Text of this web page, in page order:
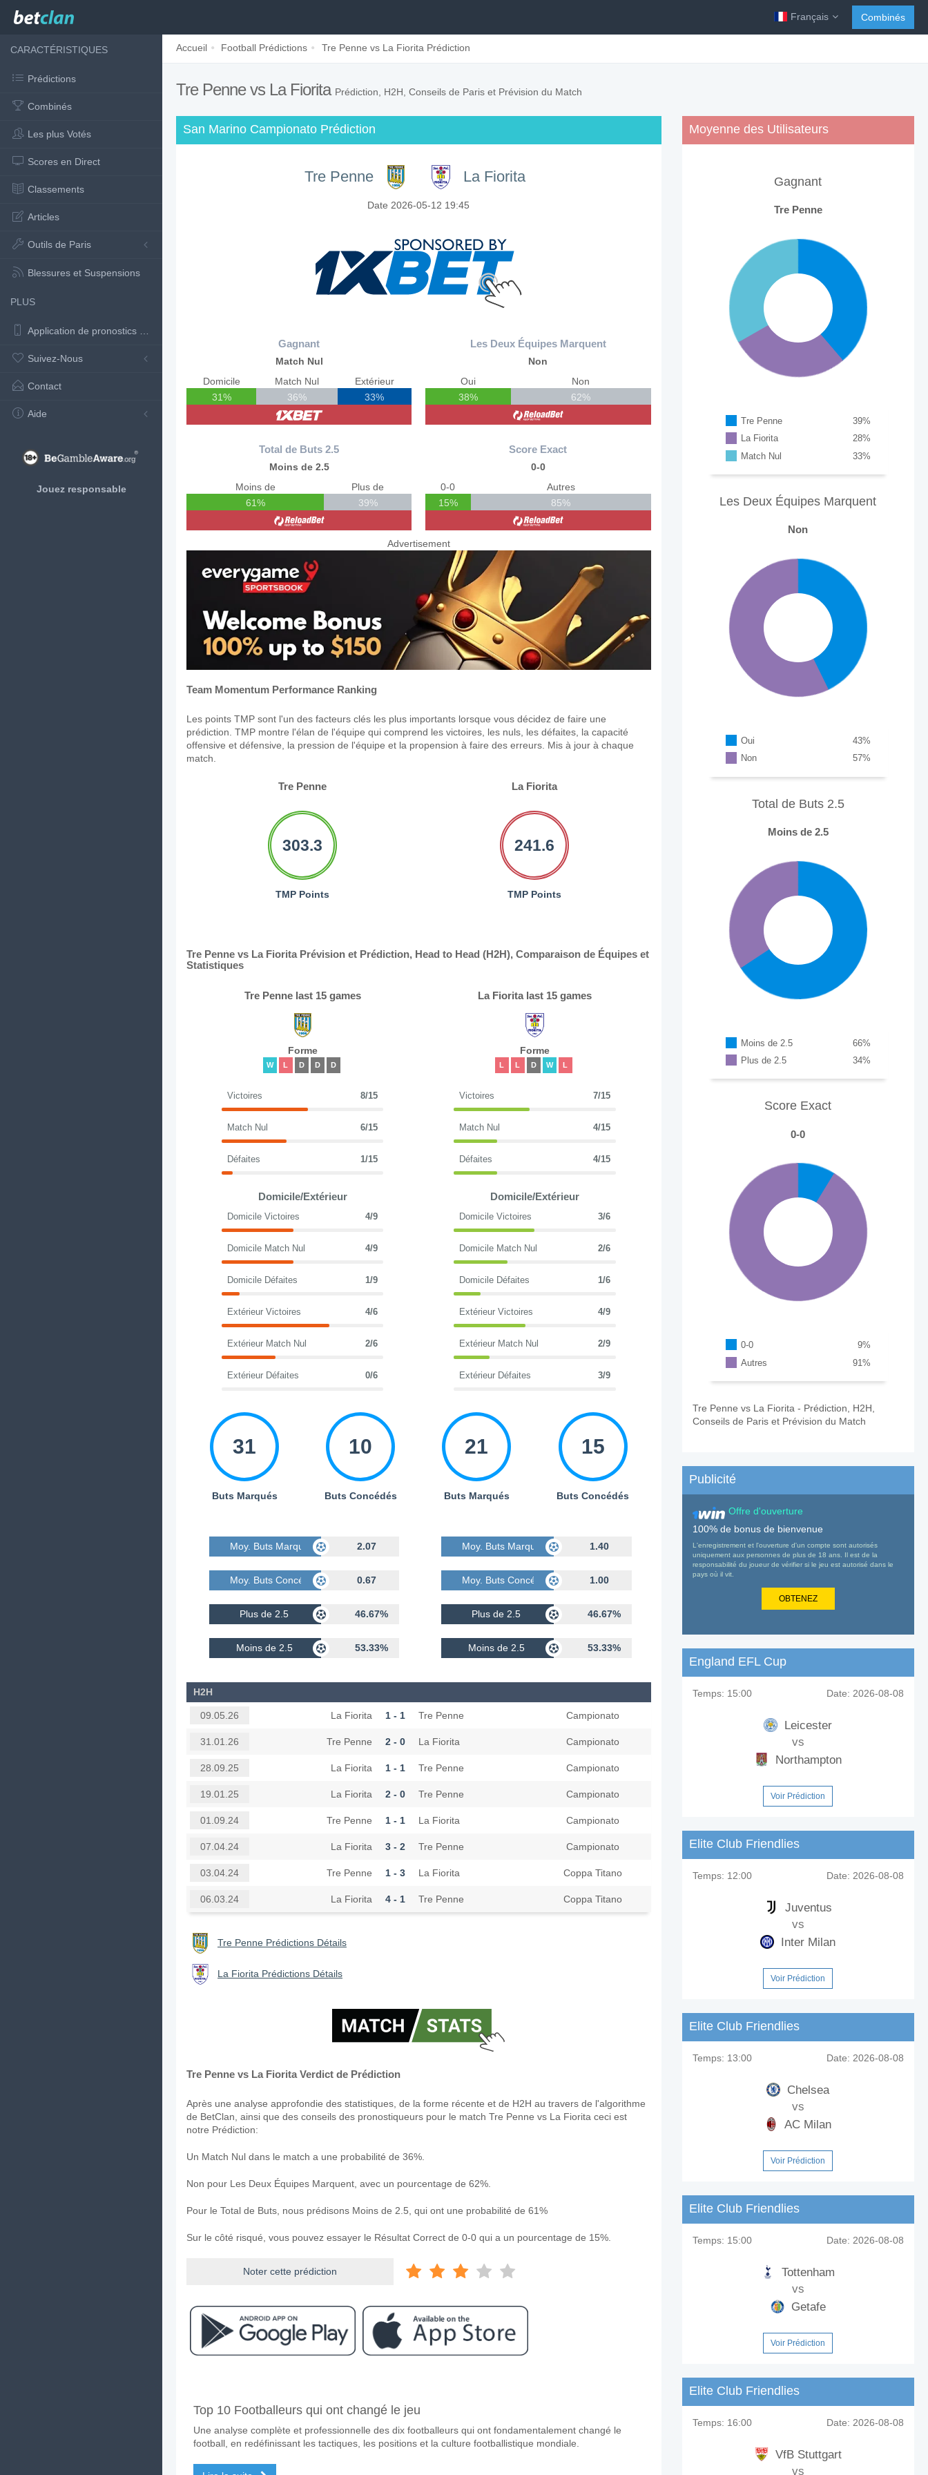
Français Combinés
CARACTÉRISTIQUES
Prédictions
Combinés
Les plus Votés
Scores en Direct
Classements
Articles
Outils de Paris
Blessures et Suspensions
PLUS
Application de pronostics de football
Suivez-Nous
Contact
Aide
Jouez responsable
Accueil Football Prédictions Tre Penne vs La Fiorita Prédiction
Tre Penne vs La Fiorita Prédiction, H2H, Conseils de Paris et Prévision du Match
San Marino Campionato Prédiction
Tre Penne La Fiorita
Date 2026-05-12 19:45
Gagnant
Match Nul
Domicile
31%
Match Nul
36%
Extérieur
33%
Total de Buts 2.5
Moins de 2.5
Moins de
61%
Plus de
39%
Les Deux Équipes Marquent
Non
Oui
38%
Non
62%
Score Exact
0-0
0-0
15%
Autres
85%
Advertisement
Team Momentum Performance Ranking
Les points TMP sont l'un des facteurs clés les plus importants lorsque vous décidez de faire une
prédiction. TMP montre l'élan de l'équipe qui comprend les victoires, les nuls, les défaites, la capacité
offensive et défensive, la pression de l'équipe et la propension à faire des erreurs. Mis à jour à chaque
match.
Tre Penne La Fiorita
303.3
TMP Points
241.6
TMP Points
Tre Penne vs La Fiorita Prévision et Prédiction, Head to Head (H2H), Comparaison de Équipes et
Statistiques
Tre Penne last 15 games
Forme
W L D D D
Victoires 8/15
Match Nul 6/15
Défaites 1/15
Domicile/Extérieur
Domicile Victoires 4/9
Domicile Match Nul 4/9
Domicile Défaites 1/9
Extérieur Victoires 4/6
Extérieur Match Nul 2/6
Extérieur Défaites 0/6
31
Buts Marqués
10
Buts Concédés
Moy. Buts Marqués 2.07
Moy. Buts Concédés 0.67
Plus de 2.5 46.67%
Moins de 2.5 53.33%
La Fiorita last 15 games
Forme
L L D W L
Victoires 7/15
Match Nul 4/15
Défaites 4/15
Domicile/Extérieur
Domicile Victoires 3/6
Domicile Match Nul 2/6
Domicile Défaites 1/6
Extérieur Victoires 4/9
Extérieur Match Nul 2/9
Extérieur Défaites 3/9
21
Buts Marqués
15
Buts Concédés
Moy. Buts Marqués 1.40
Moy. Buts Concédés 1.00
Plus de 2.5 46.67%
Moins de 2.5 53.33%
H2H
09.05.26 La Fiorita 1 - 1 Tre Penne Campionato
31.01.26 Tre Penne 2 - 0 La Fiorita Campionato
28.09.25 La Fiorita 1 - 1 Tre Penne Campionato
19.01.25 La Fiorita 2 - 0 Tre Penne Campionato
01.09.24 Tre Penne 1 - 1 La Fiorita Campionato
07.04.24 La Fiorita 3 - 2 Tre Penne Campionato
03.04.24 Tre Penne 1 - 3 La Fiorita Coppa Titano
06.03.24 La Fiorita 4 - 1 Tre Penne Coppa Titano
Tre Penne Prédictions Détails
La Fiorita Prédictions Détails
Tre Penne vs La Fiorita Verdict de Prédiction
Après une analyse approfondie des statistiques, de la forme récente et de H2H au travers de l'algorithme
de BetClan, ainsi que des conseils des pronostiqueurs pour le match Tre Penne vs La Fiorita ceci est
notre Prédiction:
Un Match Nul dans le match a une probabilité de 36%.
Non pour Les Deux Équipes Marquent, avec un pourcentage de 62%.
Pour le Total de Buts, nous prédisons Moins de 2.5, qui ont une probabilité de 61%
Sur le côté risqué, vous pouvez essayer le Résultat Correct de 0-0 qui a un pourcentage de 15%.
Noter cette prédiction
Le match entre Tre Penne v La Fiorita 12 May 2026 19:45.
Quelle est l'équipe favorite pour gagner entre Tre Penne v La Fiorita?
Top 10 Footballeurs qui ont changé le jeu
Une analyse complète et professionnelle des dix footballeurs qui ont fondamentalement changé le
football, en redéfinissant les tactiques, les positions et la culture footballistique mondiale.
Moyenne des Utilisateurs
Gagnant
Tre Penne
Tre Penne %
39
La Fiorita
%
28
Match Nul
%
33
Les Deux Équipes Marquent
Non
Oui %
43
Non
%
57
Total de Buts 2.5
Moins de 2.5
Moins de 2.5 %
66
Plus de 2.5
%
34
Score Exact
0-0
0-0 %
9
Autres
%
91
Tre Penne vs La Fiorita - Prédiction, H2H,
Conseils de Paris et Prévision du Match
Publicité
Offre d'ouverture
100% de bonus de bienvenue
L'enregistrement et l'ouverture d'un compte sont autorisés
uniquement aux personnes de plus de 18 ans. Il est de la
responsabilité du joueur de vérifier si le jeu est autorisé dans le
pays où il vit.
OBTENEZ
England EFL Cup
Temps: 15:00 Date: 2026-08-08
Leicester
vs
Northampton
Voir Prédiction
Elite Club Friendlies
Temps: 12:00 Date: 2026-08-08
Juventus
vs
Inter Milan
Voir Prédiction
Elite Club Friendlies
Temps: 13:00 Date: 2026-08-08
Chelsea
vs
AC Milan
Voir Prédiction
Elite Club Friendlies
Temps: 15:00 Date: 2026-08-08
Tottenham
vs
Getafe
Voir Prédiction
Elite Club Friendlies
Temps: 16:00 Date: 2026-08-08
VfB Stuttgart
vs